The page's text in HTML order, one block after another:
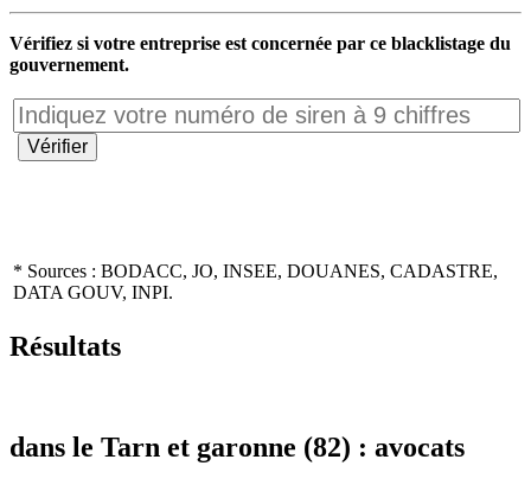
Vérifiez si votre entreprise est concernée par ce blacklistage du
gouvernement.
* Sources : BODACC, JO, INSEE, DOUANES, CADASTRE,
DATA GOUV, INPI.
Résultats
dans le Tarn et garonne (82) : avocats